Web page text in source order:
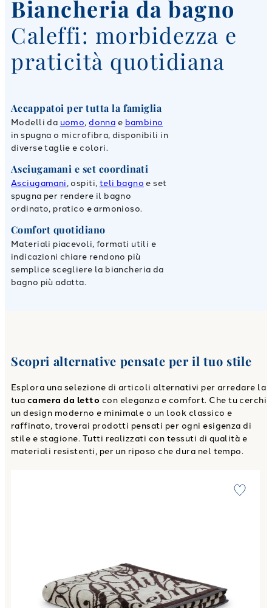
Biancheria da bagno
Caleffi: morbidezza e
praticità quotidiana
Accappatoi per tutta la famiglia
Modelli da uomo,donna e bambino
in spugna o microfibra, disponibili in
diverse taglie e colori.
Asciugamani e set coordinati
Asciugamani, ospiti, teli bagno e set
spugna per rendere il bagno
ordinato, pratico e armonioso.
Comfort quotidiano
Materiali piacevoli, formati utili e
indicazioni chiare rendono più
semplice scegliere la biancheria da
bagno più adatta.
Scopri alternative pensate per il tuo stile
Esplora una selezione di articoli alternativi per arredare la
tua camera da letto con eleganza e comfort. Che tu cerchi
un design moderno e minimale o un look classico e
raffinato, troverai prodotti pensati per ogni esigenza di
stile e stagione. Tutti realizzati con tessuti di qualità e
materiali resistenti, per un riposo che dura nel tempo.